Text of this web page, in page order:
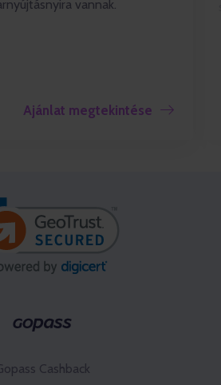
vannak.
Ajánlat megtekintése
Cashback